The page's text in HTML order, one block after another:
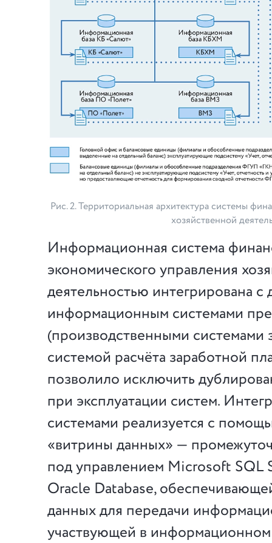
Рис. 2. Территориальная архитектура системы
хозяйственной
Информационная система
экономического управления
деятельностью интегрирована с
информационным системами
(производственными системами
системой расчёта заработной
позволило исключить
при эксплуатации систем.
системами реализуется с
«витрины данных» —
под управлением Microsoft SQL
Oracle Database,
данных для передачи
участвующей в